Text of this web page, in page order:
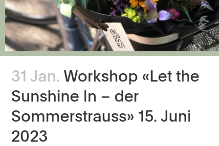
31 Jan. Workshop «Let the
Sunshine In – der
Sommerstrauss» 15. Juni
2023